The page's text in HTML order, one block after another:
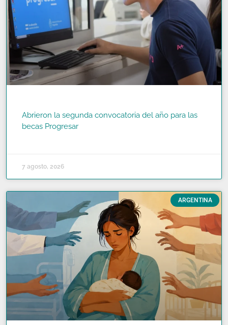
Abrieron la segunda convocatoria del año para las
becas Progresar
7 agosto, 2026
ARGENTINA